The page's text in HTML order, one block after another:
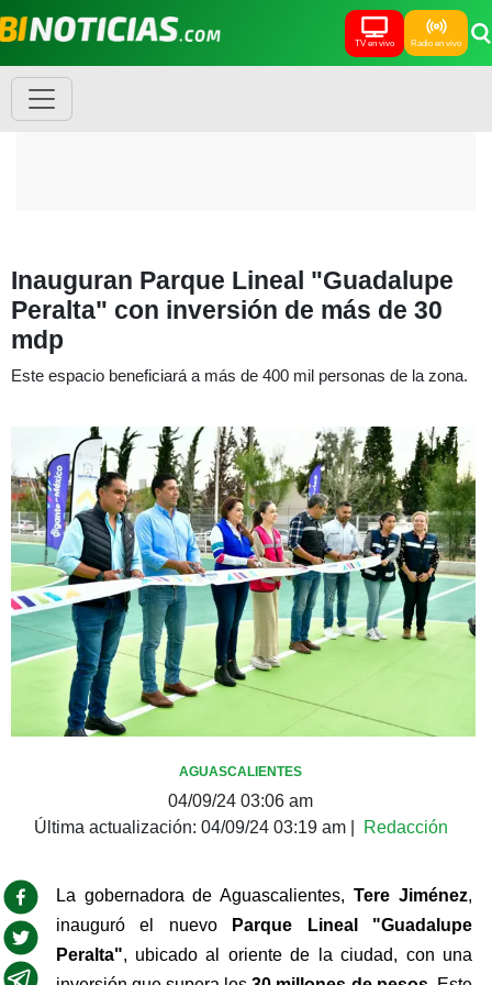
TV en vivo Radio en vivo
Inauguran Parque Lineal "Guadalupe
Peralta" con inversión de más de 30
mdp
Este espacio beneficiará a más de 400 mil personas de la zona.
AGUASCALIENTES
04/09/24 03:06 am
Última actualización: 04/09/24 03:19 am| Redacción
La gobernadora de Aguascalientes, Tere Jiménez,
inauguró el nuevo
Parque Lineal "Guadalupe
Peralta", ubicado al oriente de la ciudad, con una